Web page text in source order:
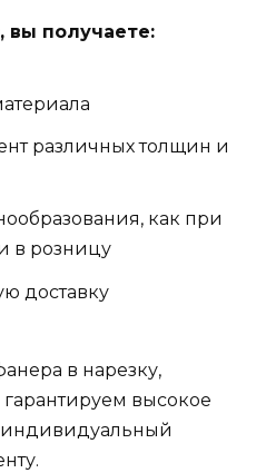
вы получаете:
различных толщин и
как при
в розницу
доставку
в нарезку,
высокое
индивидуальный